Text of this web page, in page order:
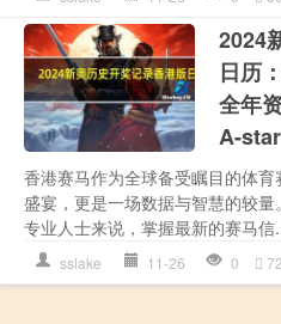
2024
日历
全年
A-star
香港赛马作为全球备受瞩目的体
盛宴，更是一场数据与智慧的较
专业人士来说，掌握最新的赛马信
sslake 11-26 0